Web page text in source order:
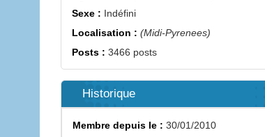
Sexe : Indéfini
Localisation : (Midi-Pyrenees)
Posts : 3466 posts
Historique
Membre depuis le : 30/01/2010